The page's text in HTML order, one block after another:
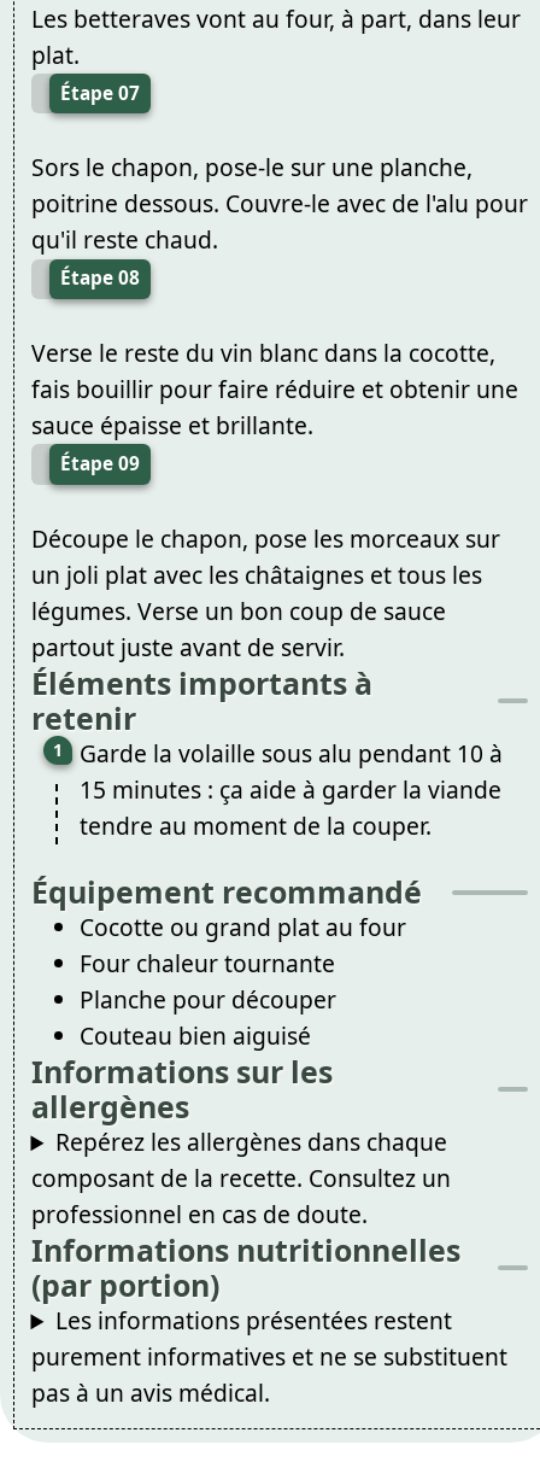
Les betteraves vont au four, à part, dans leur
plat.
Étape 07
Sors le chapon, pose-le sur une planche,
poitrine dessous. Couvre-le avec de l'alu pour
qu'il reste chaud.
Étape 08
Verse le reste du vin blanc dans la cocotte,
fais bouillir pour faire réduire et obtenir une
sauce épaisse et brillante.
Étape 09
Découpe le chapon, pose les morceaux sur
un joli plat avec les châtaignes et tous les
légumes. Verse un bon coup de sauce
partout juste avant de servir.
Éléments importants à
retenir
Garde la volaille sous alu pendant 10 à
15 minutes : ça aide à garder la viande
tendre au moment de la couper.
Équipement recommandé
Cocotte ou grand plat au four
Four chaleur tournante
Planche pour découper
Couteau bien aiguisé
Informations sur les
allergènes
Repérez les allergènes dans chaque
composant de la recette. Consultez un
professionnel en cas de doute.
Informations nutritionnelles
(par portion)
Les informations présentées restent
purement informatives et ne se substituent
pas à un avis médical.